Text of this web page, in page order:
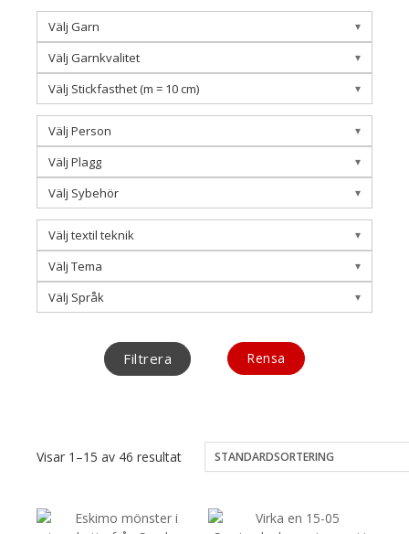
Välj Garn
Välj Garnkvalitet
Välj Stickfasthet (m = 10 cm)
Välj Person
Välj Plagg
Välj Sybehör
Välj textil teknik
Välj Tema
Välj Språk
Filtrera Rensa
Visar 1–15 av 46 resultat